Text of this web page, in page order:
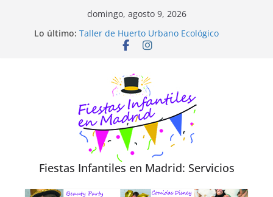
domingo, agosto 9, 2026
Lo último: Taller de Huerto Urbano Ecológico
TALLER FOTOGRAFÍA LA NATURALEZA
Trivial Virtual para niños
Fiestas Infantiles en Madrid: Servicios